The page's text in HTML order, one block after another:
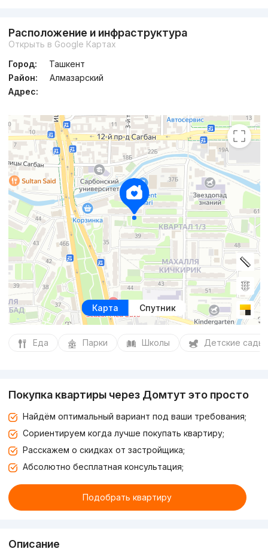
Расположение и инфраструктура
Открыть в Google Картах
Город:
Ташкент
Район:
Алмазарский
Адрес:
Карта Спутник
Еда Парки Школы Детские сады
Покупка квартиры через Домтут это просто
Найдём оптимальный вариант под ваши требования;
Сориентируем когда лучше покупать квартиру;
Расскажем о скидках от застройщика;
Абсолютно бесплатная консультация;
Подобрать квартиру
Описание